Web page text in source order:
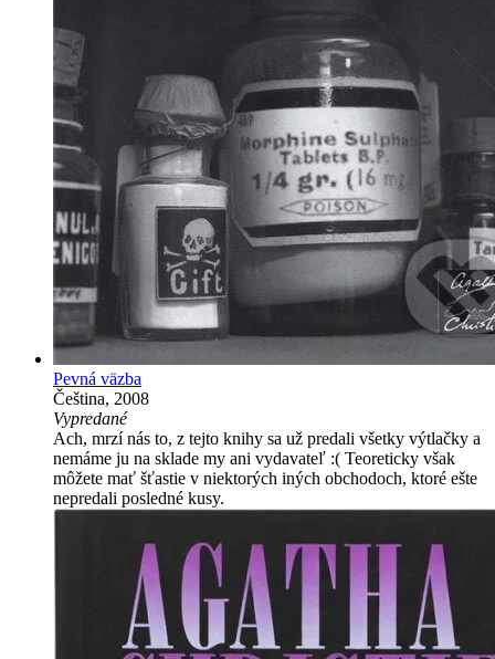
Pevná väzba
Čeština, 2008
Vypredané
Ach, mrzí nás to, z tejto knihy sa už predali všetky výtlačky a
nemáme ju na sklade my ani vydavateľ :( Teoreticky však
môžete mať šťastie v niektorých iných obchodoch, ktoré ešte
nepredali posledné kusy.